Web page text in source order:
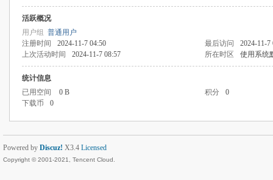
活跃概况
用户组 普通用户
注册时间
2024-11-7 04:50 最后访问
2024-11-7
上次活动时间
2024-11-7 08:57 所在时区 使用系统
统计信息
已用空间
0 B 积分
0
下载币
0
Powered by Discuz! X3.4 Licensed
Copyright © 2001-2021, Tencent Cloud.